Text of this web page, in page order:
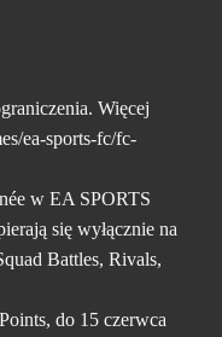
Więcej
ea-sports-fc/fc-
w EA SPORTS
się wyłącznie na
Battles, Rivals,
do 15 czerwca